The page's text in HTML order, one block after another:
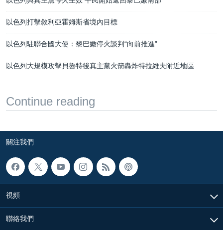
以色列打擊敘利亞霍姆斯省境內目標
以色列駐聯合國大使：黎巴嫩停火談判“向前推進”
以色列大規模攻擊貝魯特後真主黨火箭轟炸特拉維夫附近地區
Continue reading
關注我們
視頻
聯絡我們